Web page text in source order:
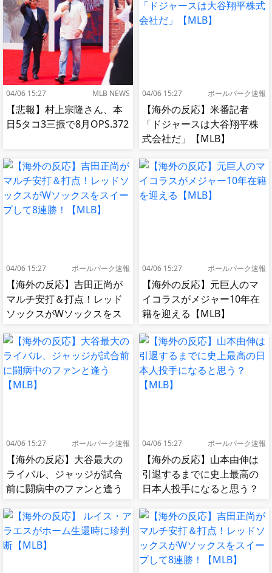
04/06 15:27 MLB NEWS
【悲報】村上宗隆さん、本
日5タコ3三振で8月OPS.372
04/06 15:27 ボールパーク速報
【海外の反応】米番記者
「ドジャースは大谷翔平株
式会社だ」【MLB】
04/06 15:27 ボールパーク速報
【海外の反応】吉田正尚が
マルチ安打＆打点！レッド
ソックスがWソックスをス
04/06 15:27 ボールパーク速報
【海外の反応】元巨人のマ
イコラスがメジャー10年在
籍を迎える【MLB】
04/06 15:27 ボールパーク速報
【海外の反応】大谷最大の
ライバル、ジャッジが試合
前に闘病中のファンと逢う
04/06 15:27 ボールパーク速報
【海外の反応】山本由伸は
引退するまでに史上最高の
日本人投手になると思う？